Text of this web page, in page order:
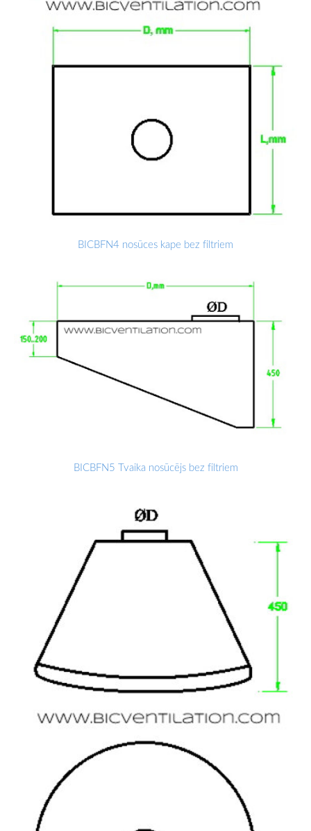
BICBFN4 nosūces kape bez filtriem
BICBFN5 Tvaika nosūcējs bez filtriem